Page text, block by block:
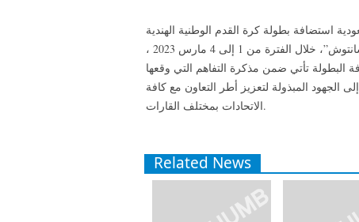
استضافة بطولة كرة القدم الوطنية الهندية
البطولة تأتي ضمن مذكرة التفاهم التي وقعها
الجهود المبذولة لتعزيز أطر التعاون مع كافة
الاتحادات بمختلف القارات.
Related News